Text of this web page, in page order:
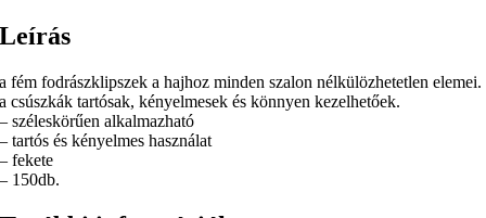
Leírás
a fém fodrászklipszek a hajhoz minden szalon nélkülözhetetlen elemei.
a csúszkák tartósak, kényelmesek és könnyen kezelhetőek.
– széleskörűen alkalmazható
– tartós és kényelmes használat
– fekete
– 150db.